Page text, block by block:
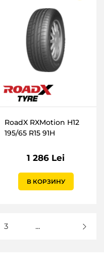
RoadX RXMotion H12
195/65 R15 91H
1 286 Lei
В КОРЗИНУ
3 ...